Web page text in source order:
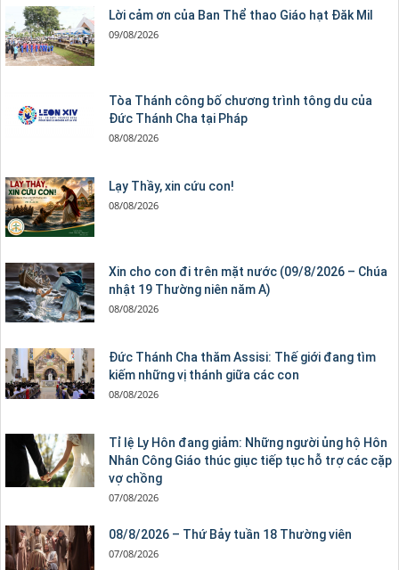
Lời cảm ơn của Ban Thể thao Giáo hạt Đăk Mil
09/08/2026
Tòa Thánh công bố chương trình tông du của
Đức Thánh Cha tại Pháp
08/08/2026
Lạy Thầy, xin cứu con!
08/08/2026
Xin cho con đi trên mặt nước (09/8/2026 – Chúa
nhật 19 Thường niên năm A)
08/08/2026
Đức Thánh Cha thăm Assisi: Thế giới đang tìm
kiếm những vị thánh giữa các con
08/08/2026
Tỉ lệ Ly Hôn đang giảm: Những người ủng hộ Hôn
Nhân Công Giáo thúc giục tiếp tục hỗ trợ các cặp
vợ chồng
07/08/2026
08/8/2026 – Thứ Bảy tuần 18 Thường viên
07/08/2026